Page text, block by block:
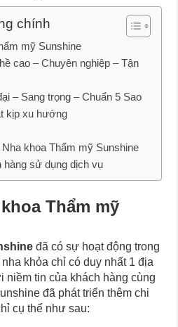
chính
mỹ Sunshine
cao – Chuyên nghiệp – Tận
– Sang trọng – Chuẩn 5 Sao
kịp xu hướng
khoa Thẩm mỹ Sunshine
hàng sử dụng dịch vụ
Thẩm mỹ
đã có sự hoạt động trong
khỏa chỉ có duy nhất 1 địa
niềm tin của khách hàng cùng
đã phát triển thêm chi
cụ thể như sau: